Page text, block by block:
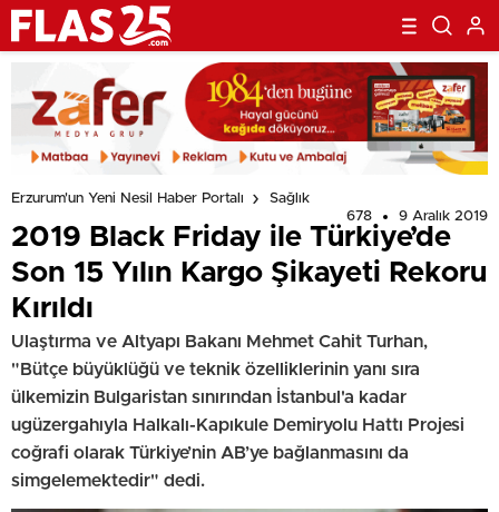
Erzurum'un Yeni Nesil Haber Portalı
Sağlık
678
9 Aralık 2019
2019 Black Friday ile Türkiye’de
Son 15 Yılın Kargo Şikayeti Rekoru
Kırıldı
Ulaştırma ve Altyapı Bakanı Mehmet Cahit Turhan,
"Bütçe büyüklüğü ve teknik özelliklerinin yanı sıra
ülkemizin Bulgaristan sınırından İstanbul'a kadar
ugüzergahıyla Halkalı-Kapıkule Demiryolu Hattı Projesi
coğrafi olarak Türkiye’nin AB’ye bağlanmasını da
simgelemektedir" dedi.